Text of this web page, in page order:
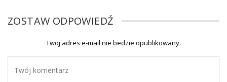
ZOSTAW ODPOWIEDŹ
Twoj adres e-mail nie bedzie opublikowany.